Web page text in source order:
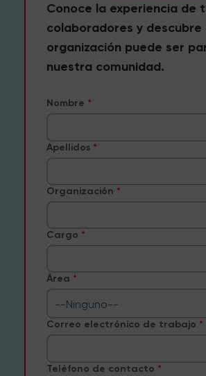
Conoce la experiencia de
colaboradores y descubre
organización puede ser
nuestra comunidad.
Nombre
Apellidos
Organización
Cargo
Área
--Ninguno--
Correo electrónico de trabajo
Teléfono de contacto